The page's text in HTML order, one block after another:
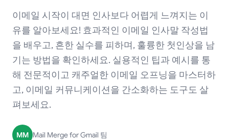
이메일 시작이 대면 인사보다 어렵게 느껴지는 이
유를 알아보세요! 효과적인 이메일 인사말 작성법
을 배우고, 흔한 실수를 피하며, 훌륭한 첫인상을 남
기는 방법을 확인하세요. 실용적인 팁과 예시를 통
해 전문적이고 캐주얼한 이메일 오프닝을 마스터하
고, 이메일 커뮤니케이션을 간소화하는 도구도 살
펴보세요.
MM Mail Merge for Gmail 팀